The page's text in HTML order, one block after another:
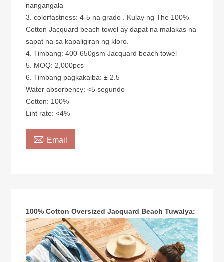
nangangala
3. colorfastness: 4-5 na grado . Kulay ng The 100%
Cotton Jacquard beach towel ay dapat na malakas na
sapat na sa kapaligiran ng kloro.
4. Timbang: 400-650gsm Jacquard beach towel
5. MOQ: 2,000pcs
6. Timbang pagkakaiba: ± 2.5
Water absorbency: <5 segundo
Cotton: 100%
Lint rate: <4%
 Email
100% Cotton Oversized Jacquard Beach Tuwalya: